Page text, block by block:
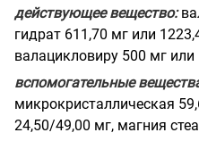
действующее вещество:
гидрат 611,70 мг или
валацикловиру 500 мг или
вспомогательные
микрокристаллическая
24,50/49,00 мг, магния